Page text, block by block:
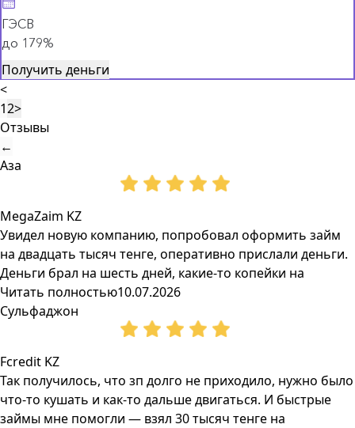
ГЭСВ
до 179%
Получить деньги
<
12>
Отзывы
←
Аза
MegaZaim KZ
Увидел новую компанию, попробовал оформить займ
на двадцать тысяч тенге, оперативно прислали деньги.
Деньги брал на шесть дней, какие-то копейки на
Читать полностью10.07.2026
Сульфаджон
Fcredit KZ
Так получилось, что зп долго не приходило, нужно было
что-то кушать и как-то дальше двигаться. И быстрые
займы мне помогли — взял 30 тысяч тенге на